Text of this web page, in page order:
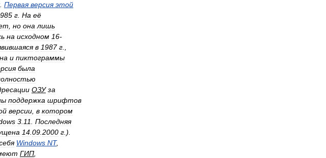
. Первая версия этой
г На её
но она лишь
на исходном 16-
в 1987 г
и пиктограммы
была
ОЗУ за
поддержка шрифтов
версии в котором
3 11
Последняя
14 09 2000 г .).
Windows NT,
ГИП